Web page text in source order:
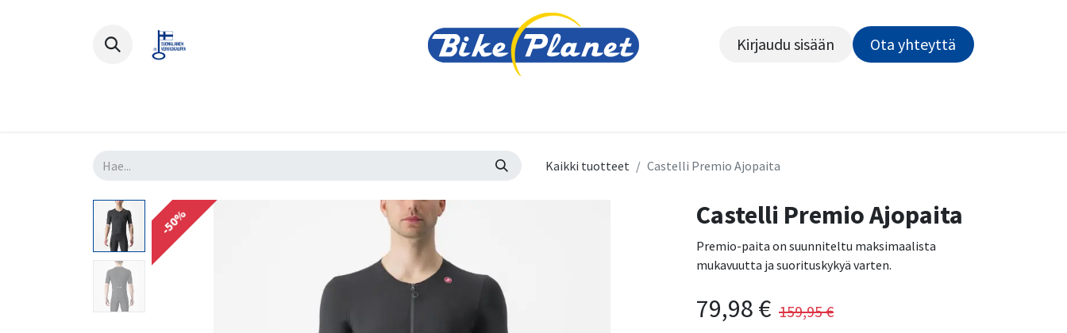
Kirjaudu sisään Ota yhteyttä​​​​​​
Kaikki tuotteet Castelli Premio Ajopaita
-50% Castelli Premio Ajopaita
Premio-paita on suunniteltu maksimaalista
mukavuutta ja suorituskykyä varten.
79,98 € 159,95€